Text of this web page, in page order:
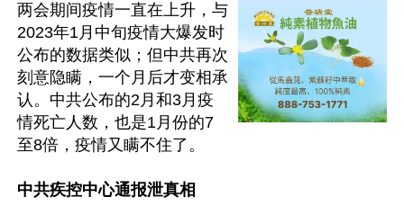
两会期间疫情一直在上升，与
2023年1月中旬疫情大爆发时
公布的数据类似；但中共再次
刻意隐瞒，一个月后才变相承
认。中共公布的2月和3月疫
情死亡人数，也是1月份的7
至8倍，疫情又瞒不住了。
中共疾控中心通报泄真相